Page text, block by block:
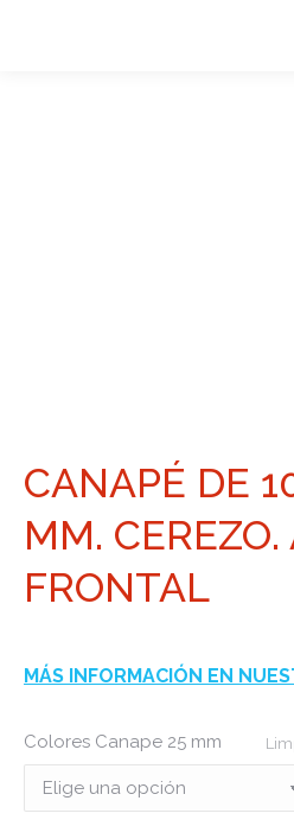
CANAPÉ DE
MM.
FRONTAL
MÁS INFORMACIÓN EN
Colores Canape 25 mm